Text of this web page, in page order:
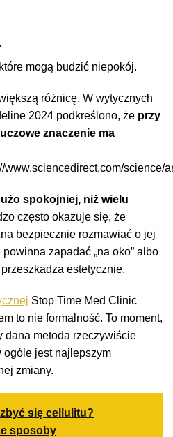
mogą budzić niepokój.
różnicę. W wytycznych
2024 podkreślono, że przy
znaczenie ma
www.sciencedirect.com/science/
spokojniej, niż wielu
często okazuje się, że
bezpiecznie rozmawiać o jej
zapadać „na oko” albo
estetycznie.
Stop Time Med Clinic
to nie formalność. To moment,
dana metoda rzeczywiście
ogóle jest najlepszym
zmiany.
się cellulitu?
sposoby